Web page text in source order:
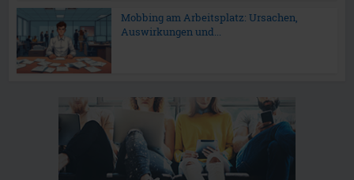
Mobbing am Arbeitsplatz: Ursachen,
Auswirkungen und...